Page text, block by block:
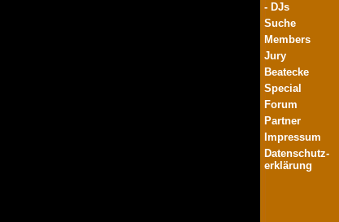
- DJs
Suche
Members
Jury
Beatecke
Special
Forum
Partner
Impressum
Datenschutz-
erklärung